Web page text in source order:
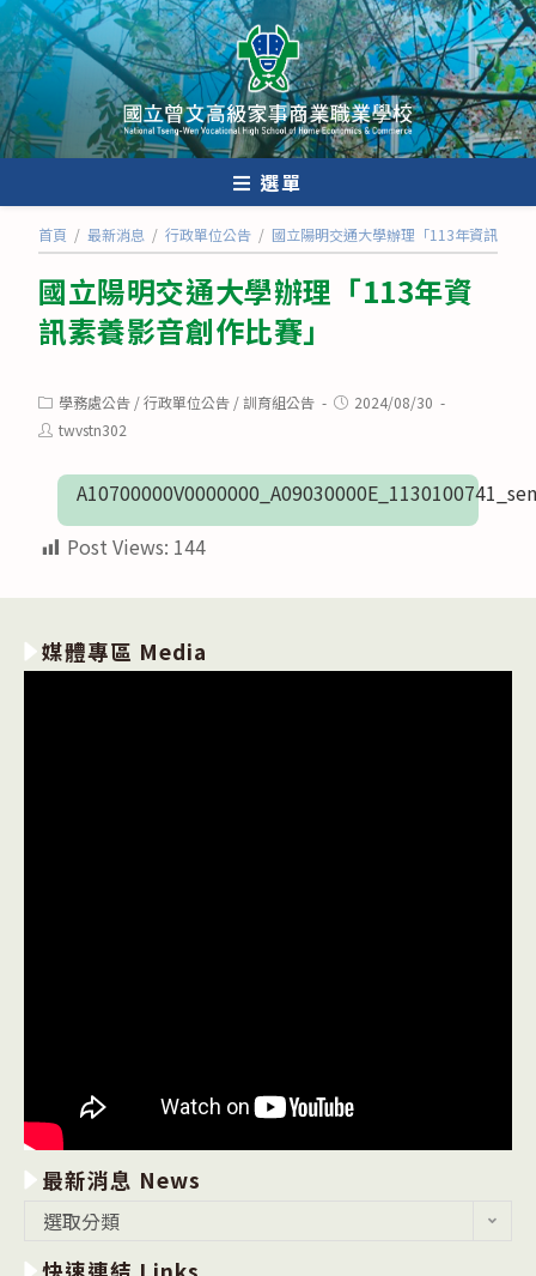
跳
轉
至
主
要
內
選單
首頁 / 最新消息 / 行政單位公告 / 國立陽明交通大學辦理「113年資訊素養
國立陽明交通大學辦理「113年資
訊素養影音創作比賽」
Post
category:
學務處公告 /行政單位公告 /訓育組公告
Post2024/08/30
Posttwvstn302
Post Views: 144
媒體專區 Media
最新消息 News
選取分類